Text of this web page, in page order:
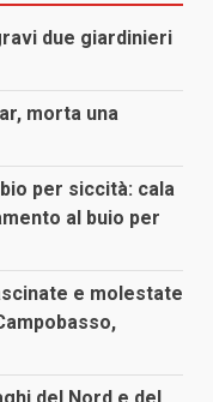
due giardinieri
morta una
per siccità: cala
al buio per
e molestate
del Nord e del